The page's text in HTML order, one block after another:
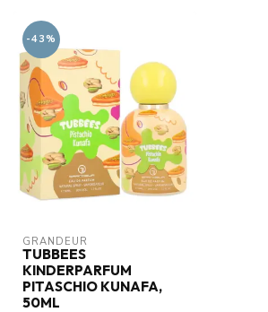
-43%
GRANDEUR
TUBBEES
KINDERPARFUM
PITASCHIO KUNAFA,
50ML